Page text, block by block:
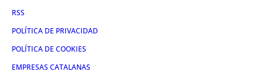
RSS
POLÍTICA DE PRIVACIDAD
POLÍTICA DE COOKIES
EMPRESAS CATALANAS